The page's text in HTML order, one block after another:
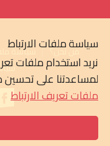
سياسة ملفات الارتباط
نريد استخدام ملفات
لمساعدتنا على تحسين
ملفات تعريف الارتباط
من نحن؟ سياسة